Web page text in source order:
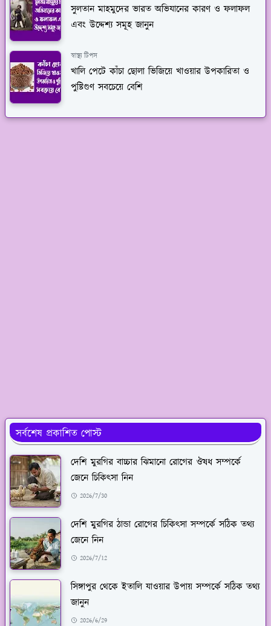
সুলতান মাহমুদের ভারত অভিযানের কারণ ও ফলাফল
এবং উদ্দেশ্য সমূহ জানুন
স্বাস্থ্য টিপস
খালি পেটে কাঁচা ছোলা ভিজিয়ে খাওয়ার উপকারিতা ও
পুষ্টিগুণ সবচেয়ে বেশি
সর্বশেষ প্রকাশিত পোস্ট
দেশি মুরগির বাচ্চার ঝিমানো রোগের ঔষধ সম্পর্কে
জেনে চিকিৎসা নিন
2026/7/30
দেশি মুরগির ঠান্ডা রোগের চিকিৎসা সম্পর্কে সঠিক তথ্য
জেনে নিন
2026/7/12
সিঙ্গাপুর থেকে ইতালি যাওয়ার উপায় সম্পর্কে সঠিক তথ্য
জানুন
2026/6/29